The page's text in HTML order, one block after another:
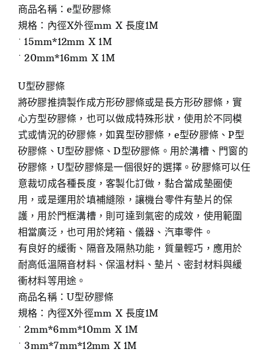
商品名稱：e型矽膠條
規格：內徑X外徑mm X 長度1M
˙ 15mm*12mm X 1M
˙ 20mm*16mm X 1M
U型矽膠條
將矽膠推擠製作成方形矽膠條或是長方形矽膠條，實
心方型矽膠條，也可以做成特殊形狀，使用於不同模
式或情況的矽膠條，如異型矽膠條，e型矽膠條、P型
矽膠條、U型矽膠條、D型矽膠條。用於溝槽、門窗的
矽膠條，U型矽膠條是一個很好的選擇。矽膠條可以任
意裁切成各種長度，客製化訂做，黏合當成墊圈使
用，或是運用於填補縫隙，讓機台零件有墊片的保
護，用於門框溝槽，則可達到氣密的成效，使用範圍
相當廣泛，也可用於烤箱、儀器、汽車零件。
有良好的緩衝、隔音及隔熱功能，質量輕巧，應用於
耐高低溫隔音材料、保溫材料、墊片、密封材料與緩
衝材料等用途。
商品名稱：U型矽膠條
規格：內徑X外徑mm X 長度1M
˙ 2mm*6mm*10mm X 1M
˙ 3mm*7mm*12mm X 1M